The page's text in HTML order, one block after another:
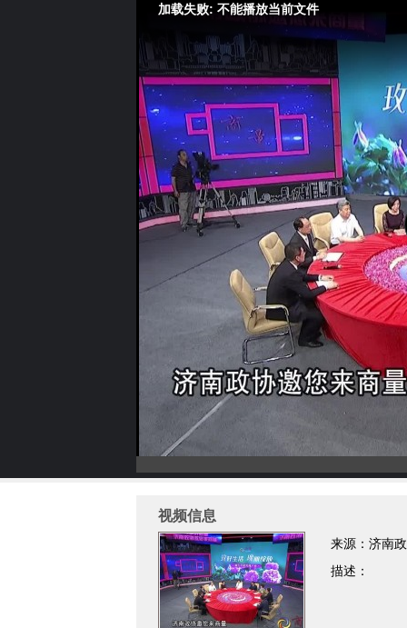
加载失败: 不能播放当前文件
视频信息
来源：济南
描述：